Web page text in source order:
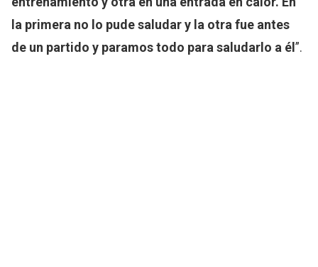
la primera no lo pude saludar y la otra fue antes
de un partido y paramos todo para saludarlo a él”.